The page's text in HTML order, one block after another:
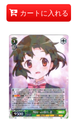
カートに入れる